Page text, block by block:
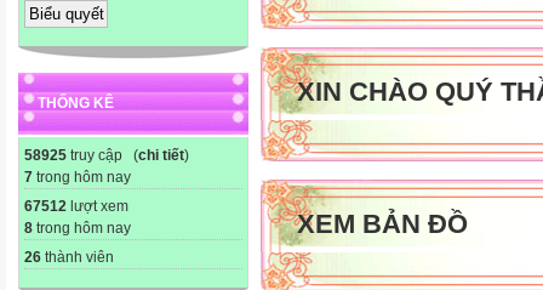
THỐNG KÊ
58925 truy cập (chi tiết)
7 trong hôm nay
67512 lượt xem
8 trong hôm nay
26 thành viên
XIN CHÀO QUÝ
XEM BẢN ĐỒ